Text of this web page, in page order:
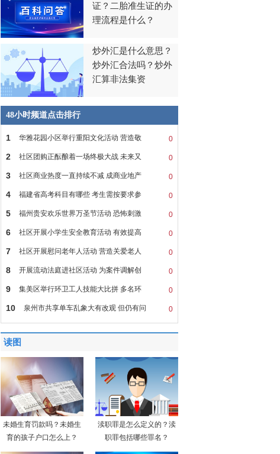
证？二胎准生证的办
理流程是什么？
炒外汇是什么意思？
炒外汇合法吗？炒外
汇算非法集资
48小时频道点击排行
0
1 华雅花园小区举行重阳文化活动 营造敬
0
2 社区团购正酝酿着一场终极大战 未来又
0
3 社区商业热度一直持续不减 成商业地产
0
4 福建省高考科目有哪些 考生需按要求参
0
5 福州贵安欢乐世界万圣节活动 恐怖刺激
0
6 社区开展小学生安全教育活动 有效提高
0
7 社区开展慰问老年人活动 营造关爱老人
0
8 开展流动法庭进社区活动 为案件调解创
0
9 集美区举行环卫工人技能大比拼 多名环
0
10 泉州市共享单车乱象大有改观 但仍有问
读图
未婚生育罚款吗？未婚生
育的孩子户口怎么上？
渎职罪是怎么定义的？渎
职罪包括哪些罪名？